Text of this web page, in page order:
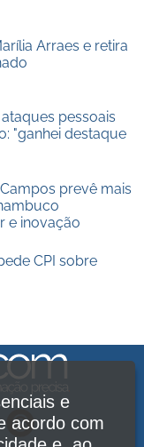
Arraes e retira
pessoais
"ganhei destaque
prevê mais
e inovação
CPI sobre
e
acordo com